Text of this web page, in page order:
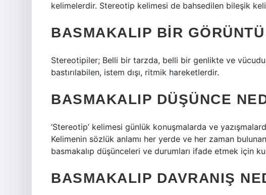
kelimelerdir. Stereotip kelimesi de bahsedilen bileşik
BASMAKALIP BIR
Stereotipiler; Belli bir tarzda, belli bir genlikte ve
bastırılabilen, istem dışı, ritmik hareketlerdir.
BASMAKALIP DÜŞÜNCE
‘Stereotip’ kelimesi günlük konuşmalarda ve
Kelimenin sözlük anlamı her yerde ve her zaman
basmakalıp düşünceleri ve durumları ifade etmek için
BASMAKALIP DAVRANIŞ